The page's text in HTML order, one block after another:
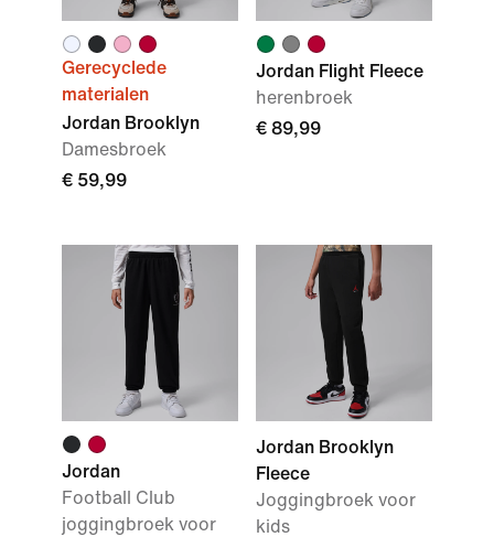
Gerecyclede
materialen
Jordan Brooklyn
Damesbroek
€ 59,99
Jordan Flight Fleece
herenbroek
€ 89,99
Jordan
Football Club
joggingbroek voor
Jordan Brooklyn
Fleece
Joggingbroek voor
kids